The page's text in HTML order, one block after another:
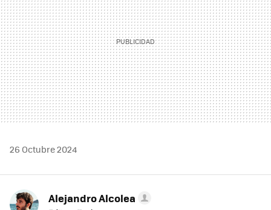
26 Octubre 2024
Alejandro Alcolea